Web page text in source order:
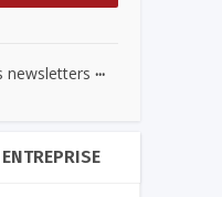
newsletters ...